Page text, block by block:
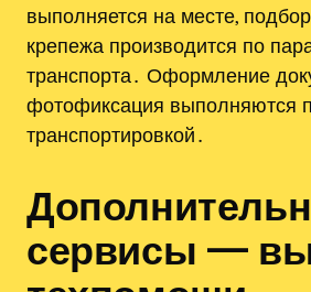
выполняется на месте,
крепежа производится по
транспорта․ Оформление
фотофиксация выполняются
транспортировкой․
сервисы —